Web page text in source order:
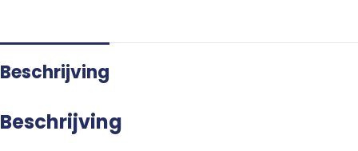
Beschrijving
Beschrijving